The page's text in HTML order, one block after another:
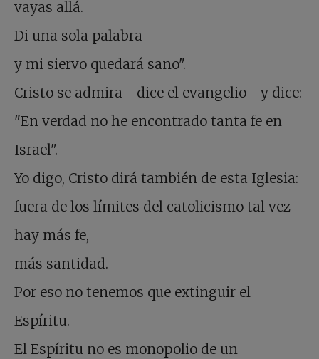
vayas allá.
Di una sola palabra
y mi siervo quedará sano".
Cristo se admira—dice el evangelio—y dice:
"En verdad no he encontrado tanta fe en
Israel".
Yo digo, Cristo dirá también de esta Iglesia:
fuera de los límites del catolicismo tal vez
hay más fe,
más santidad.
Por eso no tenemos que extinguir el
Espíritu.
El Espíritu no es monopolio de un